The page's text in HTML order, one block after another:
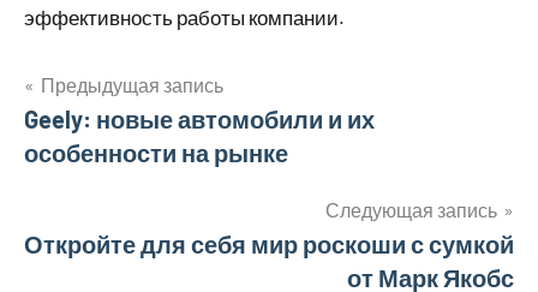
эффективность работы компании.
Навигация
по
Предыдущая запись
Geely: новые автомобили и их
особенности на рынке
Следующая запись
Откройте для себя мир роскоши с сумкой
от Марк Якобс